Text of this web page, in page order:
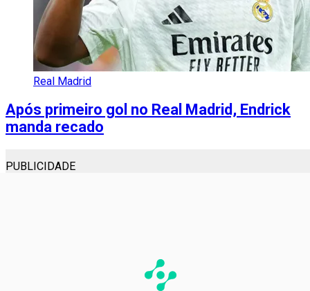
Real Madrid
Após primeiro gol no Real Madrid, Endrick
manda recado
PUBLICIDADE